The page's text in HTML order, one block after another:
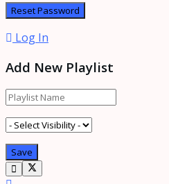
Log In
Add New Playlist